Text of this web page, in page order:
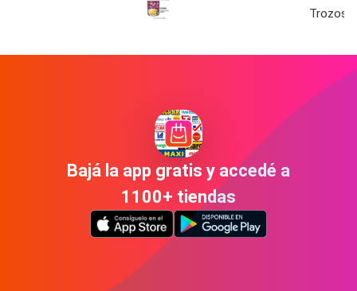
Trozos
Bajá la app gratis y accedé a
1100+ tiendas